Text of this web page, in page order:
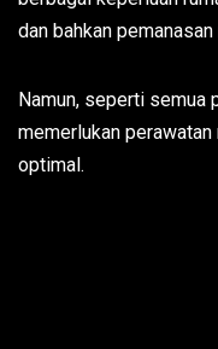
dan bahkan pemanasan
Namun, seperti semua
memerlukan perawatan
optimal.